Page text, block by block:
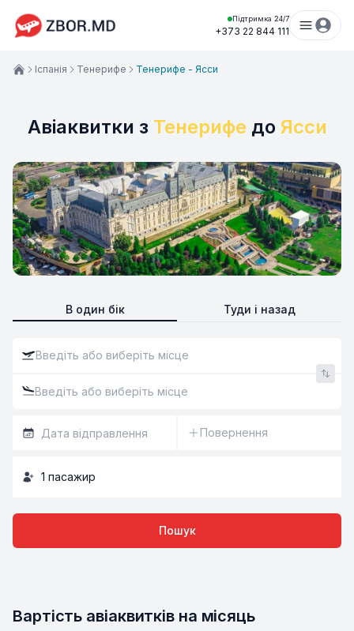
Підтримка 24/7
+373 22 844 111
Авіаквитки з Тенерифе до Ясси
В один бік Туди і назад
Повернення
1 пасажир
Пошук
Іспанія Тенерифе Тенерифе - Ясси
Вартість авіаквитків на місяць